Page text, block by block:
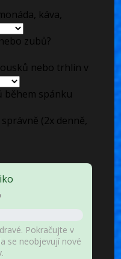
káva,
zubů?
nebo trhlin v
během spánku
(2x denně,
Pokračujte v
se neobjevují nové